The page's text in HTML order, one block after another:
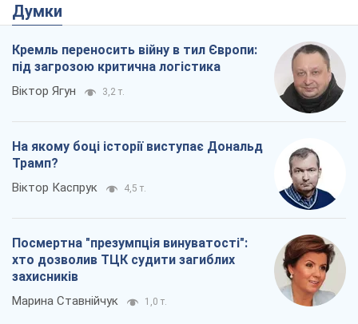
Думки
Кремль переносить війну в тил Європи:
під загрозою критична логістика
Віктор Ягун 3,2 т.
На якому боці історії виступає Дональд
Трамп?
Віктор Каспрук 4,5 т.
Посмертна "презумпція винуватості":
хто дозволив ТЦК судити загиблих
захисників
Марина Ставнійчук 1,0 т.